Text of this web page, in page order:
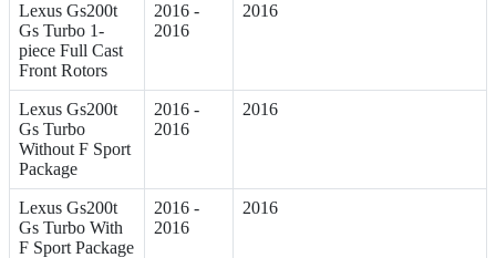
Lexus Gs200t
Gs Turbo 1-
piece Full Cast
Front Rotors
2016 -
2016
2016
Lexus Gs200t
Gs Turbo
Without F Sport
Package
2016 -
2016
2016
Lexus Gs200t
Gs Turbo With
F Sport Package
2016 -
2016
2016